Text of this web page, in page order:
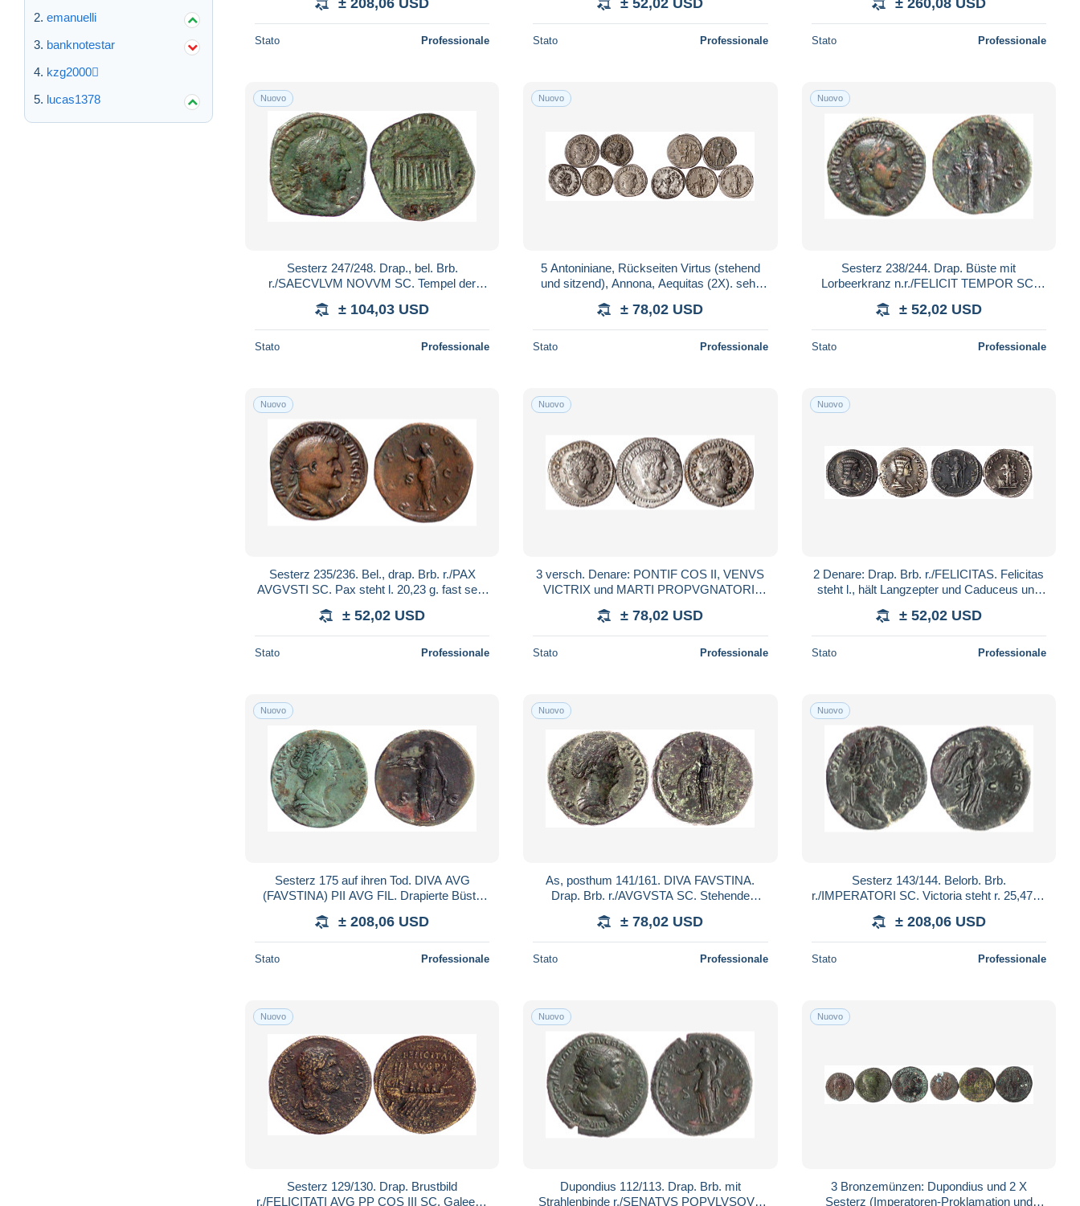
emanuelli
banknotestar
kzg2000
lucas1378
Stato Professionale Stato Professionale Stato Professionale
Nuovo
Sesterz 247/248. Drap., bel. Brb.
r./SAECVLVM NOVVM SC. Tempel der
201.
± 104,03 USD
Stato Professionale
Nuovo
5 Antoniniane, Rückseiten Virtus (stehend
und sitzend), Annona, Aequitas (2X). sehr
± 78,02 USD
Stato Professionale
Nuovo
Sesterz 238/244. Drap. Büste mit
Lorbeerkranz n.r./FELICIT TEMPOR SC.
Caduceus.
± 52,02 USD
Stato Professionale
Nuovo
Sesterz 235/236. Bel., drap. Brb. r./PAX
AVGVSTI SC. Pax steht l. 20,23 g. fast sehr
± 52,02 USD
Stato Professionale
Nuovo
3 versch. Denare: PONTIF COS II, VENVS
VICTRIX und MARTI PROPVGNATORI.
± 78,02 USD
Stato Professionale
Nuovo
2 Denare: Drap. Brb. r./FELICITAS. Felicitas
steht l., hält Langzepter und Caduceus und
± 52,02 USD
Stato Professionale
Nuovo
Sesterz 175 auf ihren Tod. DIVA AVG
(FAVSTINA) PII AVG FIL. Drapierte Büste
± 208,06 USD
Stato Professionale
Nuovo
As, posthum 141/161. DIVA FAVSTINA.
Drap. Brb. r./AVGVSTA SC. Stehende
± 78,02 USD
Stato Professionale
Nuovo
Sesterz 143/144. Belorb. Brb.
r./IMPERATORI SC. Victoria steht r. 25,47 g.
± 208,06 USD
Stato Professionale
Nuovo
Sesterz 129/130. Drap. Brustbild
r./FELICITATI AVG PP COS III SC. Galeere.
Nuovo
Dupondius 112/113. Drap. Brb. mit
Strahlenbinde r./SENATVS POPVLVSQVE
Nuovo
3 Bronzemünzen: Dupondius und 2 X
Sesterz (Imperatoren-Proklamation und